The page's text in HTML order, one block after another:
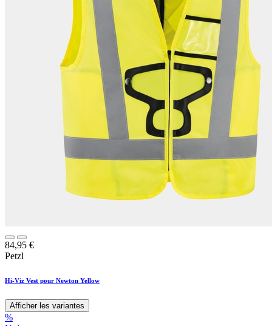
84,95 €
Petzl
Hi-Viz Vest pour Newton Yellow
Afficher les variantes
%